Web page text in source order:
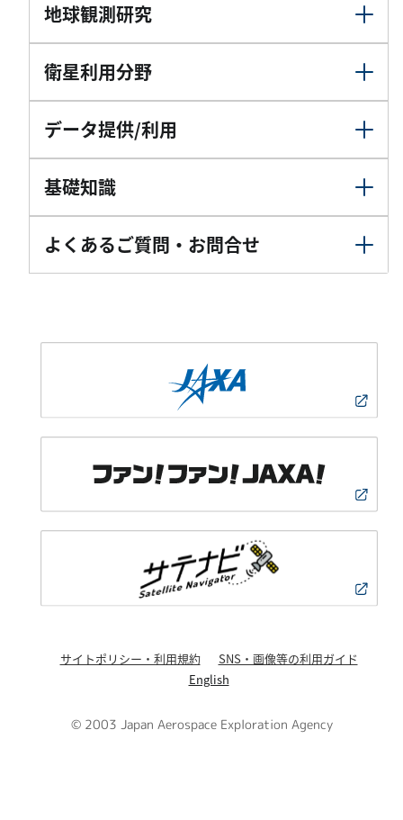
地球観測研究
衛星利用分野
データ提供/利用
基礎知識
よくあるご質問・お問合せ
サイトポリシー・利用規約
SNS・画像等の利用ガイド
English
© 2003 Japan Aerospace Exploration Agency